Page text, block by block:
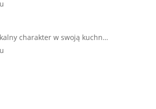
charakter w swoją kuchn…